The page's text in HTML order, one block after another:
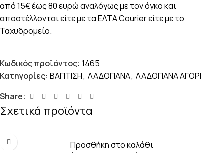
από 15€ έως 80 ευρώ αναλόγως με τον όγκο και
αποστέλλονται είτε με τα ΕΛΤΑ Courier είτε με το
Ταχυδρομείο.
Κωδικός προϊόντος: 1465
Κατηγορίες: ΒΑΠΤΙΣΗ, ΛΑΔΟΠΑΝΑ, ΛΑΔΟΠΑΝΑ ΑΓΟΡΙ
Share:
Σχετικά προϊόντα
Προσθήκη στο καλάθι